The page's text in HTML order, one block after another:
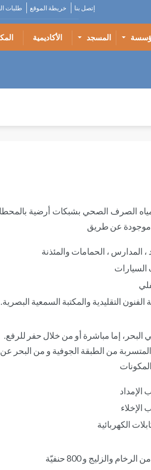
إتصل بنا خريطة الموقع طلبات
المسجد الأكاديمية
الصرف الصحي بشبكات أرضية
التقليدية والمكتبة السمعية البصرية.
البحر، إما مباشرة أو من خلال حفر للرفع.
المتسربة من الطبقة الجوفية و من البحر